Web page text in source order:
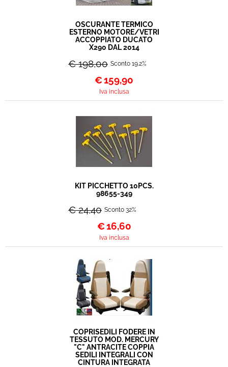
OSCURANTE TERMICO
ESTERNO MOTORE/VETRI
ACCOPPIATO DUCATO
X290 DAL 2014
€ 198,00 Sconto 19.2%
€159,90
Iva inclusa
KIT PICCHETTO 10PCS.
98655-349
€ 24,40 Sconto 32%
€16,60
Iva inclusa
COPRISEDILI FODERE IN
TESSUTO MOD. MERCURY
"C" ANTRACITE COPPIA
SEDILI INTEGRALI CON
CINTURA INTEGRATA